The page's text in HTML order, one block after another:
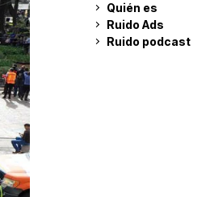
Quién es
Ruido Ads
Ruido podcast